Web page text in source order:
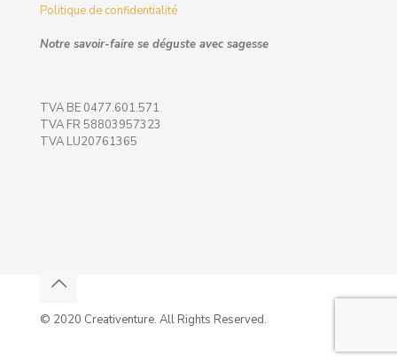
Politique de confidentialité
Notre savoir-faire se déguste avec sagesse
TVA BE 0477.601.571
TVA FR 58803957323
TVA LU20761365
© 2020 Creativenture. All Rights Reserved.